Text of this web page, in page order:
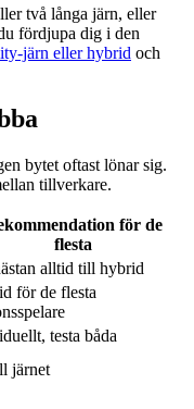
två långa järn, eller
fördjupa dig i den
järn eller hybrid och
bytet oftast lönar sig.
tillverkare.
för de
flesta
alltid till hybrid
för de flesta
testa båda
järnet